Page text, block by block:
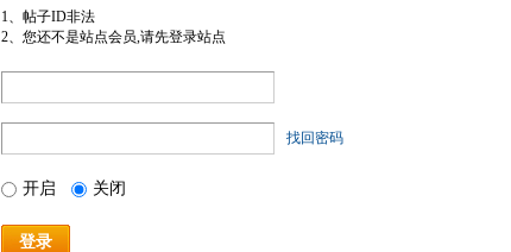
1、帖子ID非法
2、您还不是站点会员,请先登录站点
找回密码
开启 关闭
登录